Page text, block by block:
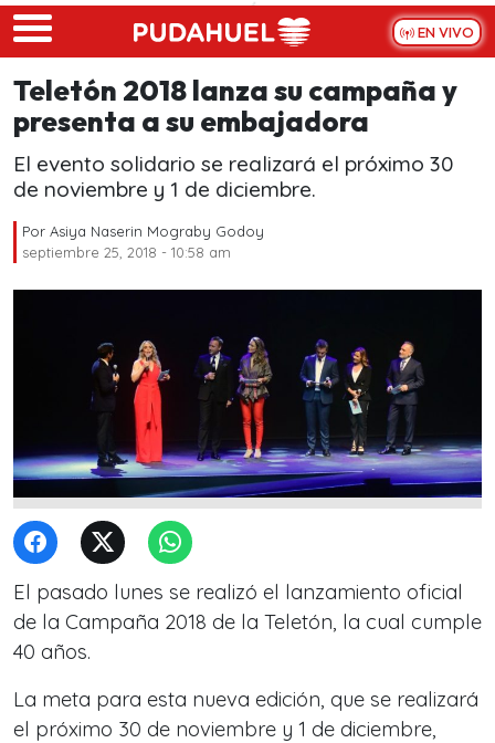
Skip to main content
EN VIVO
Teletón 2018 lanza su campaña y
presenta a su embajadora
El evento solidario se realizará el próximo 30
de noviembre y 1 de diciembre.
Por Asiya Naserin Mograby Godoy
septiembre 25, 2018 - 10:58 am
El pasado lunes se realizó el lanzamiento oficial
de la Campaña 2018 de la Teletón, la cual cumple
40 años.
La meta para esta nueva edición, que se realizará
el próximo 30 de noviembre y 1 de diciembre,